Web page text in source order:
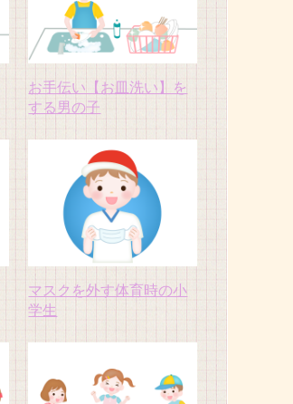
お手伝い【お皿洗い】を
する男の子
マスクを外す体育時の小
学生